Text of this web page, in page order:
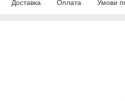
Доставка Оплата Умови